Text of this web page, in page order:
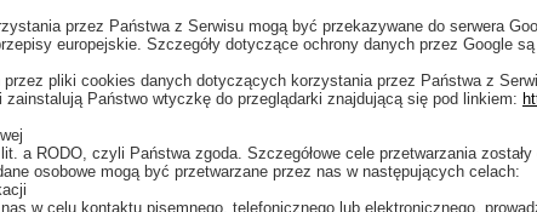
przez Państwa z Serwisu mogą być przekazywane do serwera
europejskie. Szczegóły dotyczące ochrony danych przez Google
pliki cookies danych dotyczących korzystania przez Państwa z
Państwo wtyczkę do przeglądarki znajdującą się pod linkiem:
a RODO, czyli Państwa zgoda. Szczegółowe cele przetwarzania
osobowe mogą być przetwarzane przez nas w następujących celach:
w celu kontaktu pisemnego, telefonicznego lub elektronicznego,